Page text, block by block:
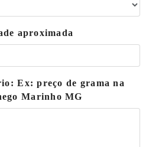
aproximada
Ex: preço de grama na
Marinho MG